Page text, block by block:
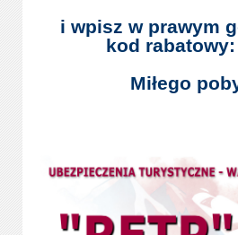
i wpisz w prawym
kod rabatowy:
Miłego